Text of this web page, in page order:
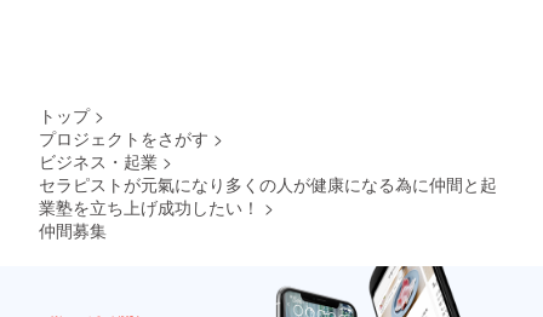
トップ >
プロジェクトをさがす >
ビジネス・起業 >
セラピストが元氣になり多くの人が健康になる為に仲間と起
業塾を立ち上げ成功したい！ >
仲間募集